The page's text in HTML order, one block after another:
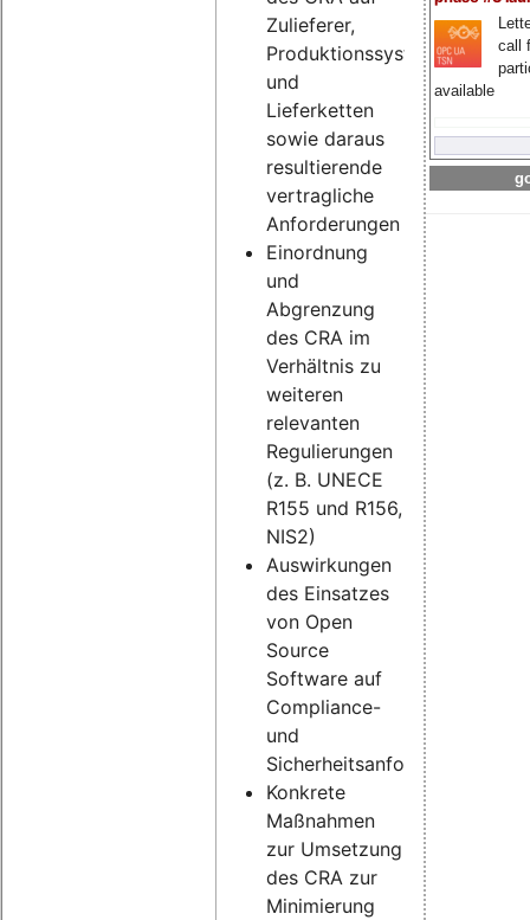
call
available
Zulieferer,
Produktionssysteme
und
Lieferketten
sowie daraus
resultierende
vertragliche
Anforderungen
Einordnung
und
Abgrenzung
des CRA im
Verhältnis zu
weiteren
relevanten
Regulierungen
(z. B. UNECE
R155 und R156,
NIS2)
Auswirkungen
des Einsatzes
von Open
Source
Software auf
Compliance-
und
Sicherheitsanforderungen
Konkrete
Maßnahmen
zur Umsetzung
des CRA zur
Minimierung